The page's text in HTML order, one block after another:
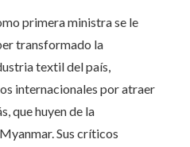
primera ministra se le
transformado la
textil del país,
internacionales por atraer
que huyen de la
Sus críticos